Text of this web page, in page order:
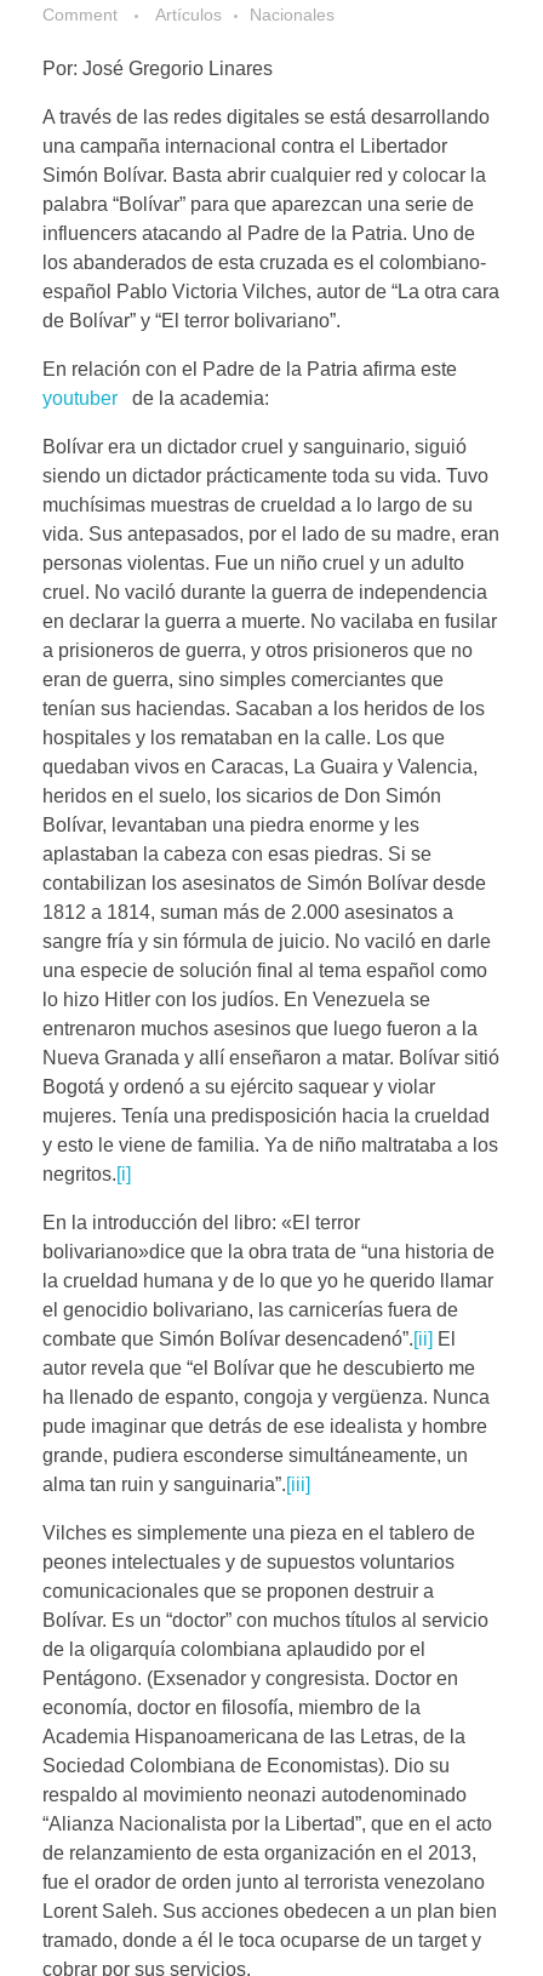
Comment
Artículos Nacionales
Por: José Gregorio Linares
A través de las redes digitales se está desarrollando
una campaña internacional contra el Libertador
Simón Bolívar. Basta abrir cualquier red y colocar la
palabra “Bolívar” para que aparezcan una serie de
influencers atacando al Padre de la Patria. Uno de
los abanderados de esta cruzada es el colombiano-
español Pablo Victoria Vilches, autor de “La otra cara
de Bolívar” y “El terror bolivariano”.
En relación con el Padre de la Patria afirma este
youtuber de la academia:
Bolívar era un dictador cruel y sanguinario, siguió
siendo un dictador prácticamente toda su vida. Tuvo
muchísimas muestras de crueldad a lo largo de su
vida. Sus antepasados, por el lado de su madre, eran
personas violentas. Fue un niño cruel y un adulto
cruel. No vaciló durante la guerra de independencia
en declarar la guerra a muerte. No vacilaba en fusilar
a prisioneros de guerra, y otros prisioneros que no
eran de guerra, sino simples comerciantes que
tenían sus haciendas. Sacaban a los heridos de los
hospitales y los remataban en la calle. Los que
quedaban vivos en Caracas, La Guaira y Valencia,
heridos en el suelo, los sicarios de Don Simón
Bolívar, levantaban una piedra enorme y les
aplastaban la cabeza con esas piedras. Si se
contabilizan los asesinatos de Simón Bolívar desde
1812 a 1814, suman más de 2.000 asesinatos a
sangre fría y sin fórmula de juicio. No vaciló en darle
una especie de solución final al tema español como
lo hizo Hitler con los judíos. En Venezuela se
entrenaron muchos asesinos que luego fueron a la
Nueva Granada y allí enseñaron a matar. Bolívar sitió
Bogotá y ordenó a su ejército saquear y violar
mujeres. Tenía una predisposición hacia la crueldad
y esto le viene de familia. Ya de niño maltrataba a los
negritos.[i]
En la introducción del libro: «El terror
bolivariano»dice que la obra trata de “una historia de
la crueldad humana y de lo que yo he querido llamar
el genocidio bolivariano, las carnicerías fuera de
combate que Simón Bolívar desencadenó”.[ii] El
autor revela que “el Bolívar que he descubierto me
ha llenado de espanto, congoja y vergüenza. Nunca
pude imaginar que detrás de ese idealista y hombre
grande, pudiera esconderse simultáneamente, un
alma tan ruin y sanguinaria”.[iii]
Vilches es simplemente una pieza en el tablero de
peones intelectuales y de supuestos voluntarios
comunicacionales que se proponen destruir a
Bolívar. Es un “doctor” con muchos títulos al servicio
de la oligarquía colombiana aplaudido por el
Pentágono. (Exsenador y congresista. Doctor en
economía, doctor en filosofía, miembro de la
Academia Hispanoamericana de las Letras, de la
Sociedad Colombiana de Economistas). Dio su
respaldo al movimiento neonazi autodenominado
“Alianza Nacionalista por la Libertad”, que en el acto
de relanzamiento de esta organización en el 2013,
fue el orador de orden junto al terrorista venezolano
Lorent Saleh. Sus acciones obedecen a un plan bien
tramado, donde a él le toca ocuparse de un target y
cobrar por sus servicios.